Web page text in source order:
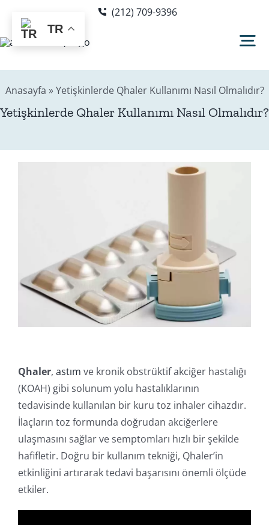
content
(212) 709-9396
Hakkımda
Editör
İletişim
Online İşlemler
Anasayfa »Yetişkinlerde Qhaler Kullanımı Nasıl Olmalıdır?
Yetişkinlerde Qhaler Kullanımı Nasıl Olmalıdır?
Qhaler, astım ve kronik obstrüktif akciğer hastalığı
(KOAH) gibi solunum yolu hastalıklarının
tedavisinde kullanılan bir kuru toz inhaler cihazdır.
İlaçların toz formunda doğrudan akciğerlere
ulaşmasını sağlar ve semptomları hızlı bir şekilde
hafifletir. Doğru bir kullanım tekniği, Qhaler’in
etkinliğini artırarak tedavi başarısını önemli ölçüde
etkiler.
TR